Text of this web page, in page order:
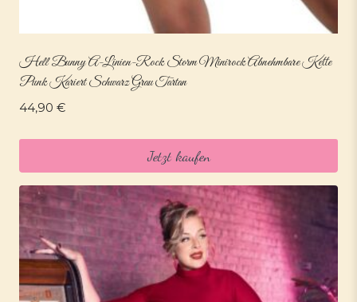
Hell Bunny A-Linien-Rock Storm Minirock Abnehmbare Kette
Punk Kariert Schwarz Grau Tartan
44,90 €
Jetzt kaufen